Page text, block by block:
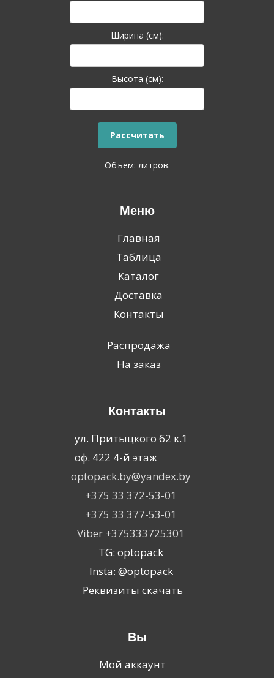
Ширина (см):
Высота (см):
Объем: литров.
Меню
Главная
Таблица
Каталог
Доставка
Контакты
Распродажа
На заказ
Контакты
ул. Притыцкого 62 к.1
оф. 422 4-й этаж
optopack.by@yandex.by
+375 33 372-53-01
+375 33 377-53-01
Viber +375333725301
TG: optopack
Insta: @optopack
Реквизиты скачать
Вы
Мой аккаунт